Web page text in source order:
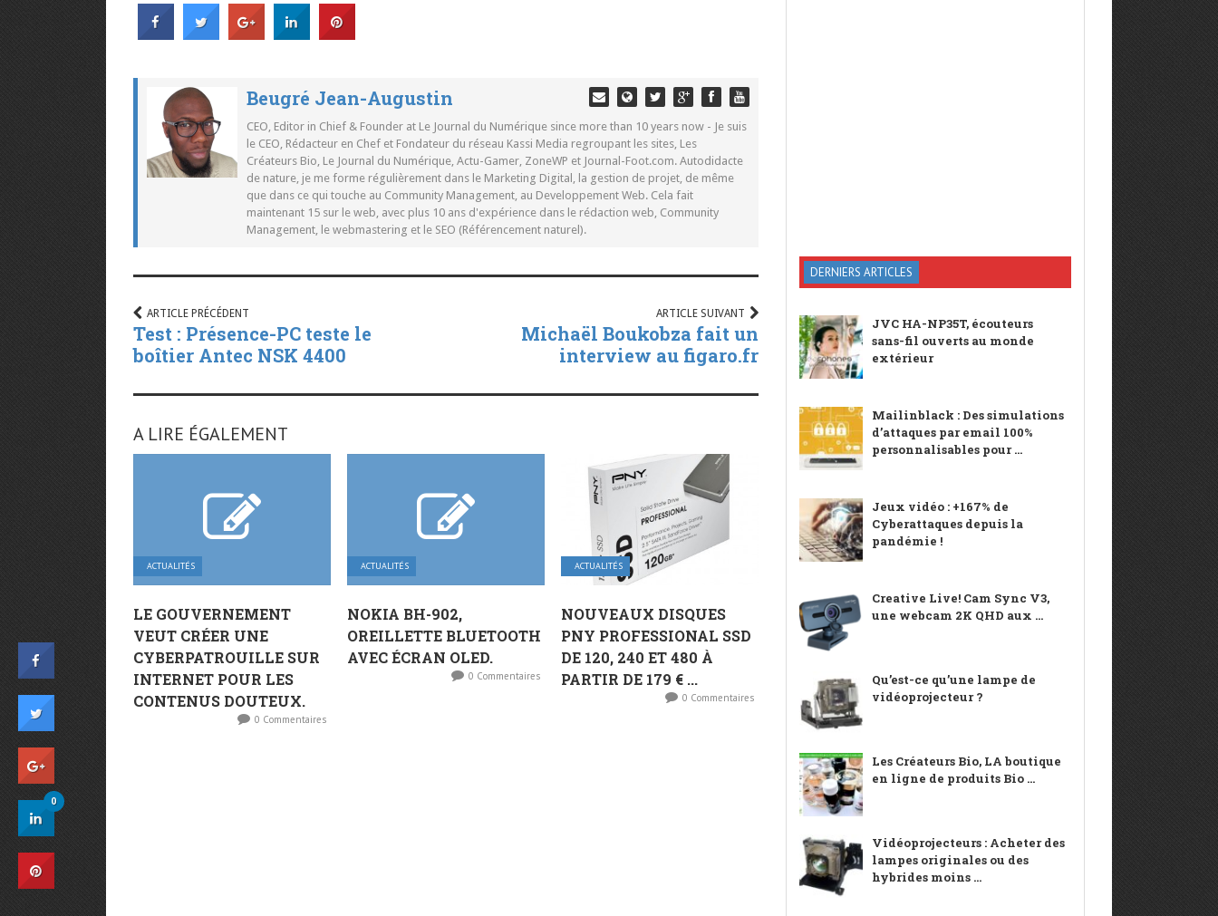
Beugré Jean-Augustin
CEO, Editor in Chief & Founder at Le Journal du Numérique since more than 10 years now - Je suis
le CEO, Rédacteur en Chef et Fondateur du réseau Kassi Media regroupant les sites, Les
Créateurs Bio, Le Journal du Numérique, Actu-Gamer, ZoneWP et Journal-Foot.com. Autodidacte
de nature, je me forme régulièrement dans le Marketing Digital, la gestion de projet, de même
que dans ce qui touche au Community Management, au Developpement Web. Cela fait
maintenant 15 sur le web, avec plus 10 ans d'expérience dans le rédaction web, Community
Management, le webmastering et le SEO (Référencement naturel).
ARTICLE PRÉCÉDENT
Test : Présence-PC teste le
boîtier Antec NSK 4400
ARTICLE SUIVANT
Michaël Boukobza fait un
interview au figaro.fr
A LIRE ÉGALEMENT
ACTUALITÉS
LE GOUVERNEMENT
VEUT CRÉER UNE
CYBERPATROUILLE SUR
INTERNET POUR LES
CONTENUS DOUTEUX.
0 Commentaires
ACTUALITÉS
NOKIA BH-902,
OREILLETTE BLUETOOTH
AVEC ÉCRAN OLED.
0 Commentaires
ACTUALITÉS
NOUVEAUX DISQUES
PNY PROFESSIONAL SSD
DE 120, 240 ET 480 À
PARTIR DE 179 € ...
0 Commentaires
DERNIERS ARTICLES
JVC HA-NP35T, écouteurs
sans-fil ouverts au monde
extérieur
Mailinblack : Des simulations
d’attaques par email 100%
personnalisables pour ...
Jeux vidéo : +167% de
Cyberattaques depuis la
pandémie !
Creative Live! Cam Sync V3,
une webcam 2K QHD aux ...
Qu’est-ce qu’une lampe de
vidéoprojecteur ?
Les Créateurs Bio, LA boutique
en ligne de produits Bio ...
Vidéoprojecteurs : Acheter des
lampes originales ou des
hybrides moins ...
0